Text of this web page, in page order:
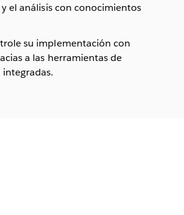
el análisis con conocimientos
su implementación con
a las herramientas de